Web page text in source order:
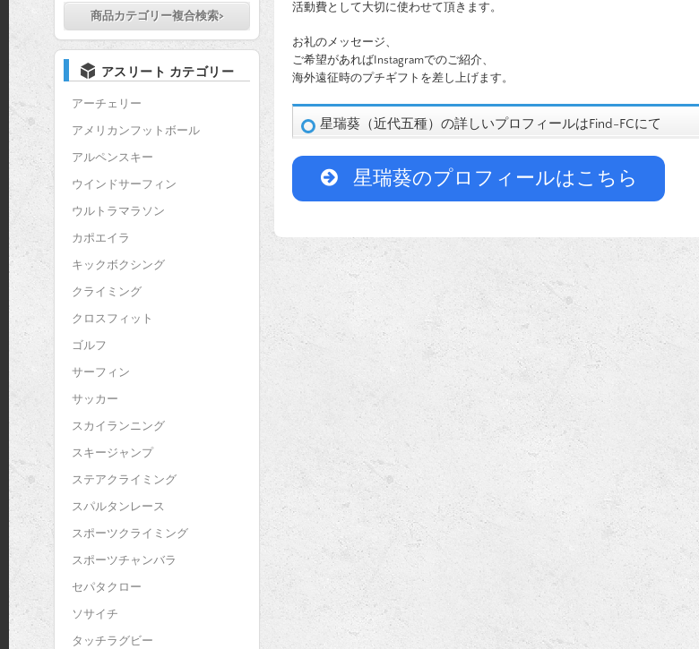
活動費として大切に使わせて頂きます。
お礼のメッセージ、
ご希望があればInstagramでのご紹介、
海外遠征時のプチギフトを差し上げます。
星瑞葵（近代五種）の詳しいプロフィールはFind-FCにて
星瑞葵のプロフィールはこちら
商品カテゴリー複合検索>
アスリート カテゴリー
アーチェリー
アメリカンフットボール
アルペンスキー
ウインドサーフィン
ウルトラマラソン
カポエイラ
キックボクシング
クライミング
クロスフィット
ゴルフ
サーフィン
サッカー
スカイランニング
スキージャンプ
ステアクライミング
スパルタンレース
スポーツクライミング
スポーツチャンバラ
セパタクロー
ソサイチ
タッチラグビー